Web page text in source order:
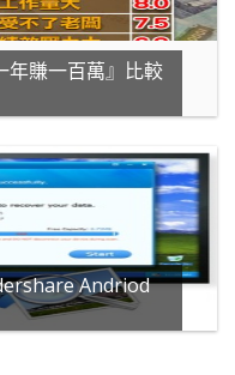
年賺一百萬』比較
Andriod